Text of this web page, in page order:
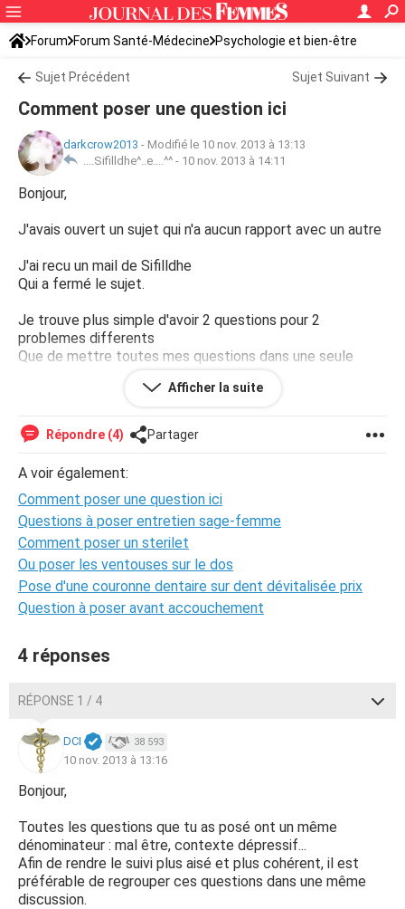
Forum Forum Santé-Médecine Psychologie et bien-être
Sommeil et fatigue
Sujet Précédent Sujet Suivant
Comment poser une question ici
darkcrow2013 - Modifié le 10 nov. 2013 à 13:13
....Sifilldhe^..e....^^ - 10 nov. 2013 à 14:11
Bonjour,
J'avais ouvert un sujet qui n'a aucun rapport avec un autre
J'ai recu un mail de Sifilldhe
Qui a fermé le sujet.
Je trouve plus simple d'avoir 2 questions pour 2
problemes differents
Que de mettre toutes mes questions dans une seule
Car j ai bien dit qu'il n y avait aucun rapport entre les 2.
Merci
Afficher la suite
Répondre (4) Partager
A voir également:
Comment poser une question ici
Questions à poser entretien sage-femme
Comment poser un sterilet
Ou poser les ventouses sur le dos
Pose d'une couronne dentaire sur dent dévitalisée prix
Question à poser avant accouchement
4 réponses
RÉPONSE 1 / 4
DCI 38 593
10 nov. 2013 à 13:16
Bonjour,
Toutes les questions que tu as posé ont un même
dénominateur : mal être, contexte dépressif...
Afin de rendre le suivi plus aisé et plus cohérent, il est
préférable de regrouper ces questions dans une même
discussion.